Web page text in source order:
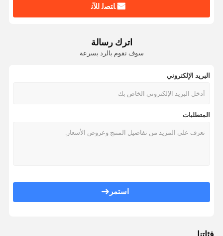
ﺎﺘﺼﻟ ﺍﻶﻧ
اترك رسالة
سوف نقوم بالرد بسرعة
البريد الإلكتروني
المتطلبات
استمر